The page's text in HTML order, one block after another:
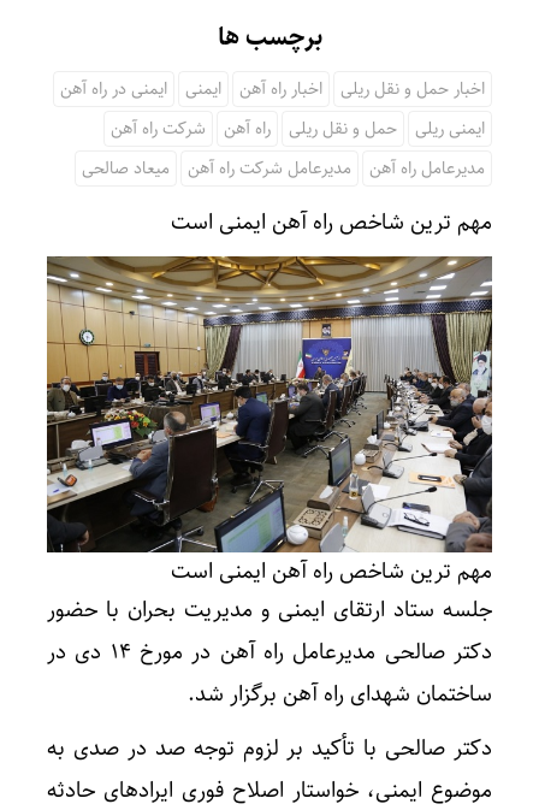
برچسب ها
اخبار حمل و نقل ریلی اخبار راه آهن ایمنی
ایمنی در راه آهن
ایمنی ریلی
حمل و نقل ریلی راه آهن
شرکت راه آهن
مدیرعامل راه آهن
مدیرعامل شرکت راه آهن میعاد صالحی
مهم ترین شاخص راه آهن ایمنی است
مهم ترین شاخص راه آهن ایمنی است
جلسه ستاد ارتقای ایمنی و مدیریت بحران با حضور
دکتر صالحی مدیرعامل راه آهن در مورخ ۱۴ دی در
ساختمان شهدای راه آهن برگزار شد.
دکتر صالحی با تأکید بر لزوم توجه صد در صدی به
موضوع ایمنی، خواستار اصلاح فوری ایرادهای حادثه